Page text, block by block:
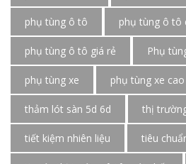
phụ tùng ô tô phụ tùng ô tô
phụ tùng ô tô giá rẻ Phụ
phụ tùng xe phụ tùng xe
thảm lót sàn 5d 6d thị
tiết kiệm nhiên liệu tiêu